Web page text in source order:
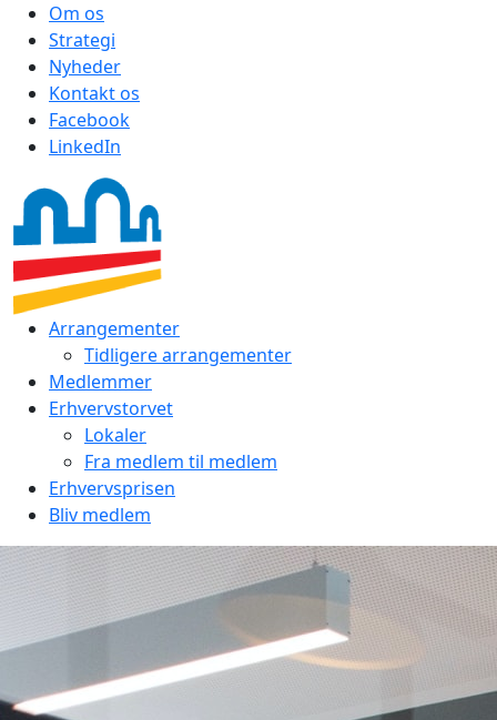
Om os
Strategi
Nyheder
Kontakt os
Facebook
LinkedIn
Arrangementer
Tidligere arrangementer
Medlemmer
Erhvervstorvet
Lokaler
Fra medlem til medlem
Erhvervsprisen
Bliv medlem